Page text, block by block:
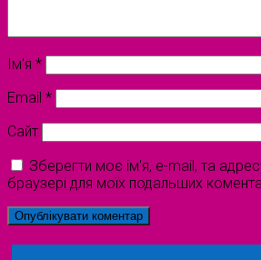
Ім'я *
Email *
Сайт
Зберегти моє ім'я, e-mail, та
браузері для моїх подальших